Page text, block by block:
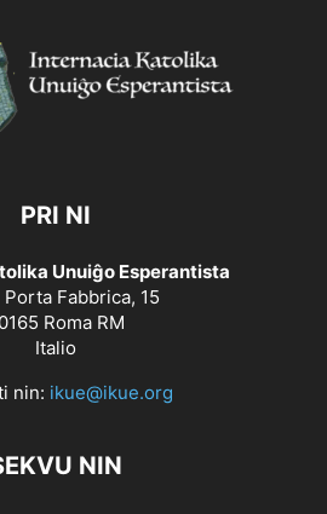
PRI NI
Unuiĝo Esperantista
Porta Fabbrica, 15
Roma RM
Italio
nin: ikue@ikue.org
NIN